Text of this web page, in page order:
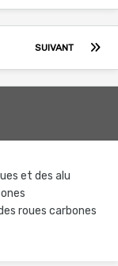
SUIVANT
et des alu
roues carbones